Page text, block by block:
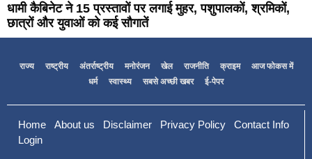
धामी कैबिनेट ने 15 प्रस्तावों पर लगाई मुहर, पशुपालकों, श्रमिकों,
छात्रों और युवाओं को कई सौगातें
राज्य राष्ट्रीय अंतर्राष्ट्रीय मनोरंजन खेल राजनीति क्राइम
आज फोकस में
धर्म
स्वास्थ्य सबसे अच्छी खबर ई-पेपर
Home About us Disclaimer Privacy Policy
Contact Info
Login